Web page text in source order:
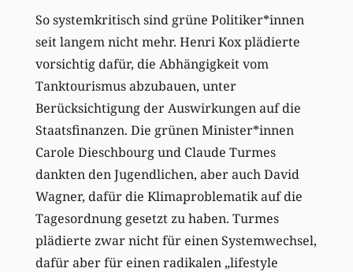
So systemkritisch sind grüne Politiker*innen
seit langem nicht mehr. Henri Kox plädierte
vorsichtig dafür, die Abhängigkeit vom
Tanktourismus abzubauen, unter
Berücksichtigung der Auswirkungen auf die
Staatsfinanzen. Die grünen Minister*innen
Carole Dieschbourg und Claude Turmes
dankten den Jugendlichen, aber auch David
Wagner, dafür die Klimaproblematik auf die
Tagesordnung gesetzt zu haben. Turmes
plädierte zwar nicht für einen Systemwechsel,
dafür aber für einen radikalen „lifestyle